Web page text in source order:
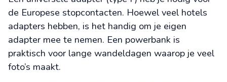
de Europese stopcontacten. Hoewel veel hotels
adapters hebben, is het handig om je eigen
adapter mee te nemen. Een powerbank is
praktisch voor lange wandeldagen waarop je veel
foto’s maakt.